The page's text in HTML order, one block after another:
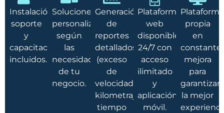
Instalación,
soporte
y
capacitación
incluidos.
Soluciones
personalizadas
según
las
necesidades
de tu
negocio.
Generación
de
reportes
detallados
(exceso
de
velocidad,
kilometraje,
tiempo
Plataforma
web
disponible
24/7 con
acceso
ilimitado
y
aplicación
móvil.
Plataforma
propia
en
constante
mejora
para
garantizar
la mejor